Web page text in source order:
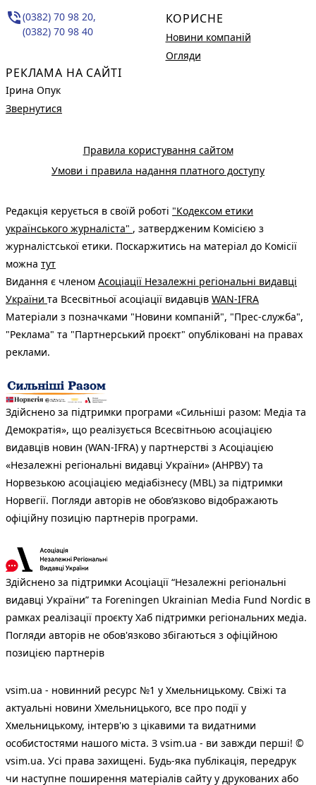
phone_in_talk(0382) 70 98 20,
(0382) 70 98 40
РЕКЛАМА НА САЙТІ
Ірина Опук
Звернутися
КОРИСНЕ
Новини компаній
Огляди
Правила користування сайтом
Умови і правила надання платного доступу
Редакція керується в своїй роботі "Кодексом етики
українського журналіста" , затвердженим Комісією з
журналістської етики. Поскаржитись на матеріал до Комісії
можна тут
Видання є членом Асоціації Незалежні регіональні видавці
України та Всесвітньої асоціації видавців WAN-IFRA
Матеріали з позначками "Новини компаній", "Прес-служба",
"Реклама" та "Партнерський проєкт" опубліковані на правах
реклами.
Здійснено за підтримки програми «Сильніші разом: Медіа та
Демократія», що реалізується Всесвітньою асоціацією
видавців новин (WAN-IFRA) у партнерстві з Асоціацією
«Незалежні регіональні видавці України» (АНРВУ) та
Норвезькою асоціацією медіабізнесу (MBL) за підтримки
Норвегії. Погляди авторів не обов’язково відображають
офіційну позицію партнерів програми.
Здійснено за підтримки Асоціації “Незалежні регіональні
видавці України” та Foreningen Ukrainian Media Fund Nordic в
рамках реалізації проєкту Хаб підтримки регіональних медіа.
Погляди авторів не обов'язково збігаються з офіційною
позицією партнерів
vsim.ua - новинний ресурс №1 у Хмельницькому. Свіжі та
актуальні новини Хмельницького, все про події у
Хмельницькому, інтерв'ю з цікавими та видатними
особистостями нашого міста. З vsim.ua - ви завжди перші! ©
vsim.ua. Усі права захищені. Будь-яка публiкацiя, передрук
чи наступне поширення матеріалів сайту у друкованих або